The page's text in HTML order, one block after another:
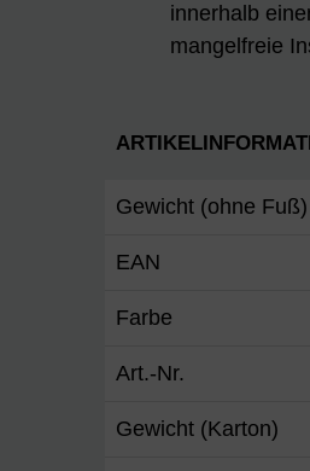
innerhalb
mangelfreie
Gewicht (ohne Fuß)
EAN
Farbe
Art.-Nr.
Gewicht (Karton)